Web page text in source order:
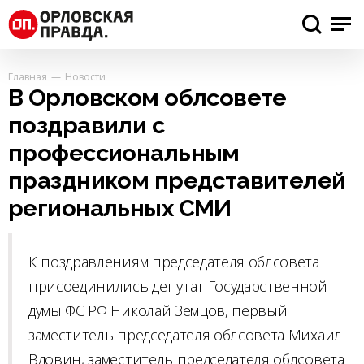
Главная Новости
В Орловском облсовете
поздравили с
профессиональным
праздником представителей
региональных СМИ
К поздравлениям председателя облсовета
присоединились депутат Государственной
думы ФС РФ Николай Земцов, первый
заместитель председателя облсовета Михаил
Вдовин, заместитель председателя облсовета